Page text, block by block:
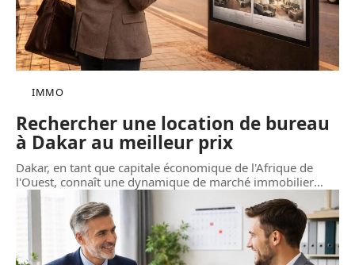
IMMO
Rechercher une location de bureau
à Dakar au meilleur prix
Dakar, en tant que capitale économique de l'Afrique de
l'Ouest, connaît une dynamique de marché immobilier…